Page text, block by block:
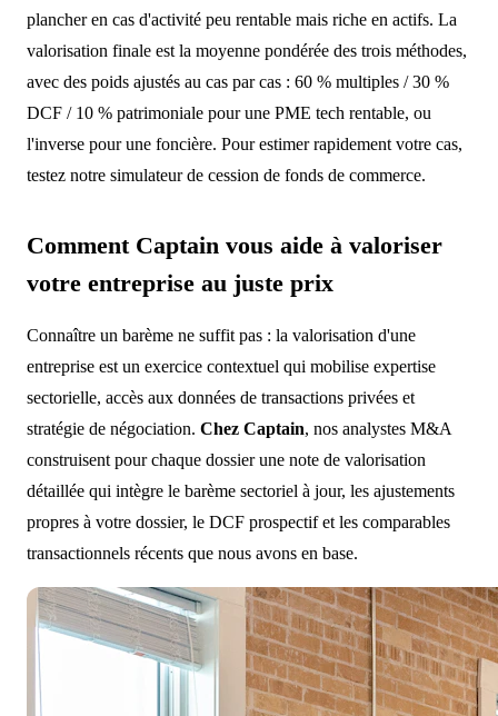
plancher en cas d'activité peu rentable mais riche en actifs. La
valorisation finale est la moyenne pondérée des trois méthodes,
avec des poids ajustés au cas par cas : 60 % multiples / 30 %
DCF / 10 % patrimoniale pour une PME tech rentable, ou
l'inverse pour une foncière. Pour estimer rapidement votre cas,
testez notre simulateur de cession de fonds de commerce.
Comment Captain vous aide à valoriser
votre entreprise au juste prix
Connaître un barème ne suffit pas : la valorisation d'une
entreprise est un exercice contextuel qui mobilise expertise
sectorielle, accès aux données de transactions privées et
stratégie de négociation. Chez Captain, nos analystes M&A
construisent pour chaque dossier une note de valorisation
détaillée qui intègre le barème sectoriel à jour, les ajustements
propres à votre dossier, le DCF prospectif et les comparables
transactionnels récents que nous avons en base.